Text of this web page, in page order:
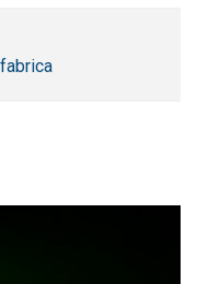
fabrica